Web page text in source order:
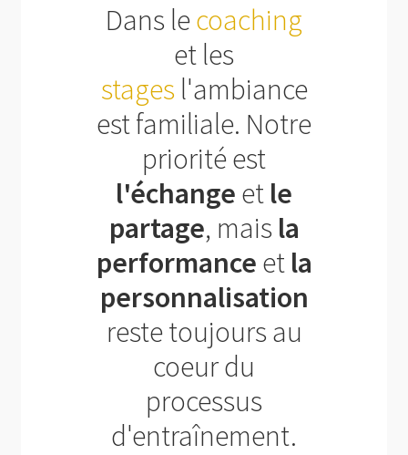
Dans lecoaching
et les
stagesl'ambiance
est familiale. Notre
priorité est
l'échange et le
partage, mais la
performance et la
personnalisation
reste toujours au
coeur du
processus
d'entraînement.